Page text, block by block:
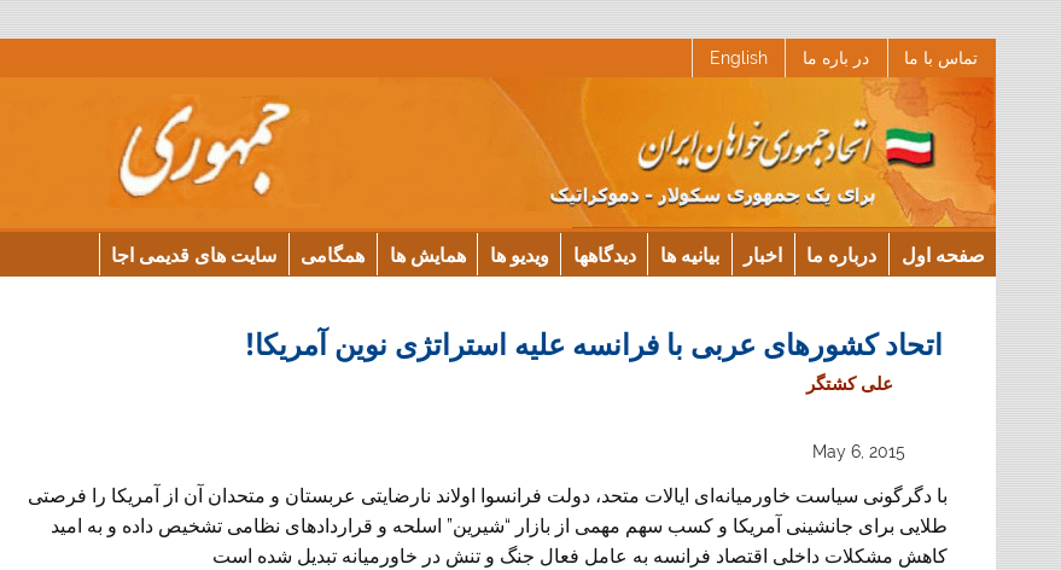
تماس با ما در باره ما English
صفحه اول درباره ما اخبار بیانیه ها دیدگاهها ویدیو ها همایش ها همگامی سایت های قدیمی اجا
اتحاد کشورهای عربی با فرانسه عليه استراتژی نوين آمريکا!
علی کشتگر
May 6, 2015
با دگرگونی سياست خاورميانه‌ای ايالات متحد، دولت فرانسوا اولاند نارضايتی عربستان و متحدان آن از آمريکا را فرصتی
طلايی برای جانشينی آمريکا و کسب سهم مهمی از بازار “شيرين” اسلحه و قراردادهای نظامی تشخيص داده و به اميد
کاهش مشکلات داخلی اقتصاد فرانسه به عامل فعال جنگ و تنش در خاورميانه تبديل شده است